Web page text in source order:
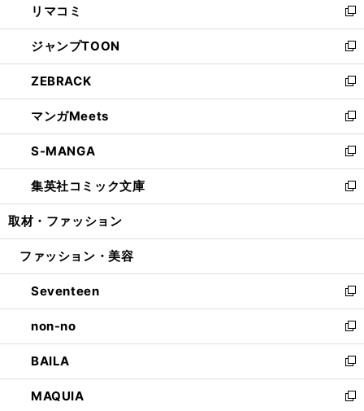
で
開
く
ド
ウ
で
開
く
ィ
ン
ド
ウ
で
開
く
い
ウ
ィ
ン
ド
ウ
で
開
く
リマコミ
新
し
い
ウ
ィ
ン
ド
ウ
で
開
く
ジャンプTOON
新
し
い
ウ
ィ
ン
ド
ウ
で
開
ZEBRACK
新
し
い
ウ
ィ
ン
ド
ウ
開
マンガMeets
新
し
い
ウ
ィ
ン
ウ
開
く
S-MANGA
新
し
い
ウ
ン
ウ
で
開
く
集英社コミック文庫
新
し
ウ
ン
ド
ウ
で
開
く
取材・ファッション
ファッション・美容
Seventeen
新
し
い
ウ
ィ
ン
ド
non-no
新
し
い
ウ
ィ
BAILA
新
し
い
MAQUIA
新